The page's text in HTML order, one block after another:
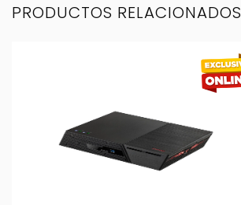
PRODUCTOS RELACIONADOS